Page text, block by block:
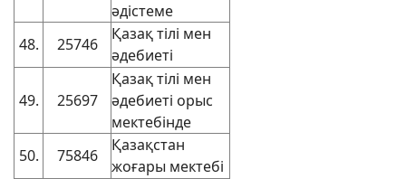
әдістеме
48.
25746
Қазақ тілі мен
әдебиеті
49. 25697
Қазақ тілі мен
әдебиеті орыс
мектебінде
50.
75846
Қазақстан
жоғары мектебі